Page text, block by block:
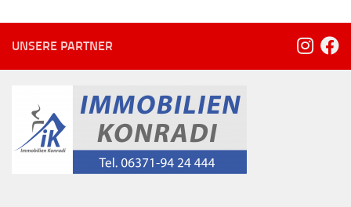
UNSERE PARTNER